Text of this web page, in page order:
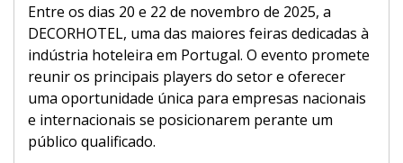
Entre os dias 20 e 22 de novembro de 2025, a
DECORHOTEL, uma das maiores feiras dedicadas à
indústria hoteleira em Portugal. O evento promete
reunir os principais players do setor e oferecer
uma oportunidade única para empresas nacionais
e internacionais se posicionarem perante um
público qualificado.